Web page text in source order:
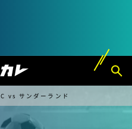
vs サンダーランド